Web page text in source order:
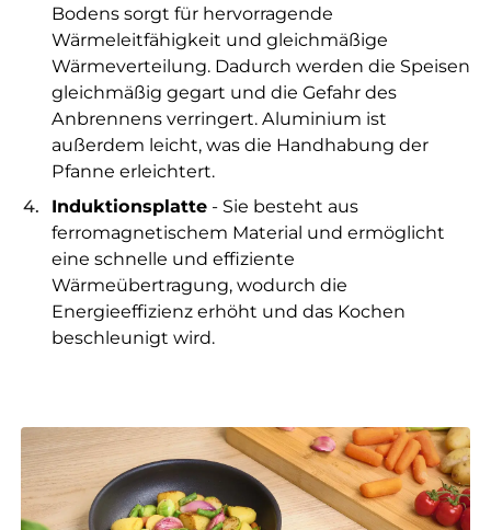
Bodens sorgt für hervorragende
Wärmeleitfähigkeit und gleichmäßige
Wärmeverteilung. Dadurch werden die Speisen
gleichmäßig gegart und die Gefahr des
Anbrennens verringert. Aluminium ist
außerdem leicht, was die Handhabung der
Pfanne erleichtert.
Induktionsplatte - Sie besteht aus
ferromagnetischem Material und ermöglicht
eine schnelle und effiziente
Wärmeübertragung, wodurch die
Energieeffizienz erhöht und das Kochen
beschleunigt wird.